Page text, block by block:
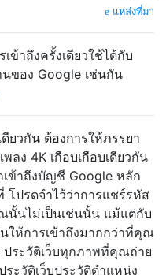
แหล่งที่มา
ข้าถึงครั้งเดียวใช้ได้กับ
ของ Google เช่นกัน
ยวกัน ต้องการให้ภรรยา
ลง 4K เกือบเกือบเดียวกัน
เข้าถึงบัญชี Google หลัก
โปรดจำไว้ว่าการแชร์รหัส
นั้นไม่เป็นเช่นนั้น แม้แต่กับ
ให้การเข้าถึงมากกว่าที่คุณ
ระวัติเว็บทุกภาพที่คุณถ่าย
ะวัติเว็บประวัติตำแหน่ง